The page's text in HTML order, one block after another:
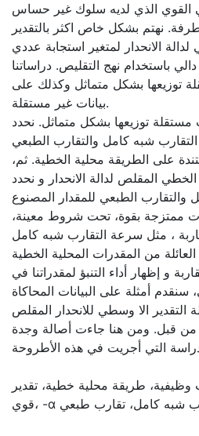
القوي الذي لديه سلوك غير حساس
نهتم بشكل خاص اكثر بالتقدير
الانحدار لمتغير استجابة عددي
باستخدام نهج التقليص. دراساتنا
توزيعها بشكل متماثل وكذلك على
بيانات غير مستقلة.
مستقلة توزيعها بشكل متماثل. نحدد
شبه كامل والتقارب الطبعي
على الطريقة محلية الخطية. ثم،
المقلص لدالة الانحدار و نحدد
الطبعي للمقدار المصنوع.
ممتزجة بقوة، تحت شروط معينة،
، مثل سرعة التقارب شبه كامل
من المقدرات المحلية الخطية
و إظهار أداء التنبؤ لمقدراتنا في
سنقدم أمثلة على البيانات المحاكاة.
الا وسطي للانحدار المقلص
من قبل. ومن هنا جاءت أصالة وجدة
التي أجريت في هذه الأطروحة.
وظيفية، طريقة محلية خطية، تقدير
قوي، -α خليط ، تنبؤ لا وسطي، تقارب شبه كامل، تقارب طبعي